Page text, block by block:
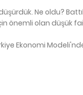
Ne oldu?
olan düşük
Ekonomi